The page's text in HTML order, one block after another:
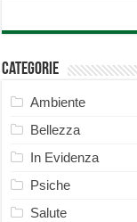
Categorie
Ambiente
Bellezza
In Evidenza
Psiche
Salute